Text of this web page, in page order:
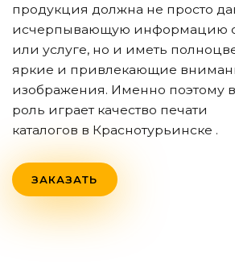
продукция должна не просто
исчерпывающую информацию о
или услуге, но и иметь
яркие и привлекающие
изображения. Именно поэтому
роль играет качество печати
каталогов в Краснотурьинске .
ЗАКАЗАТЬ